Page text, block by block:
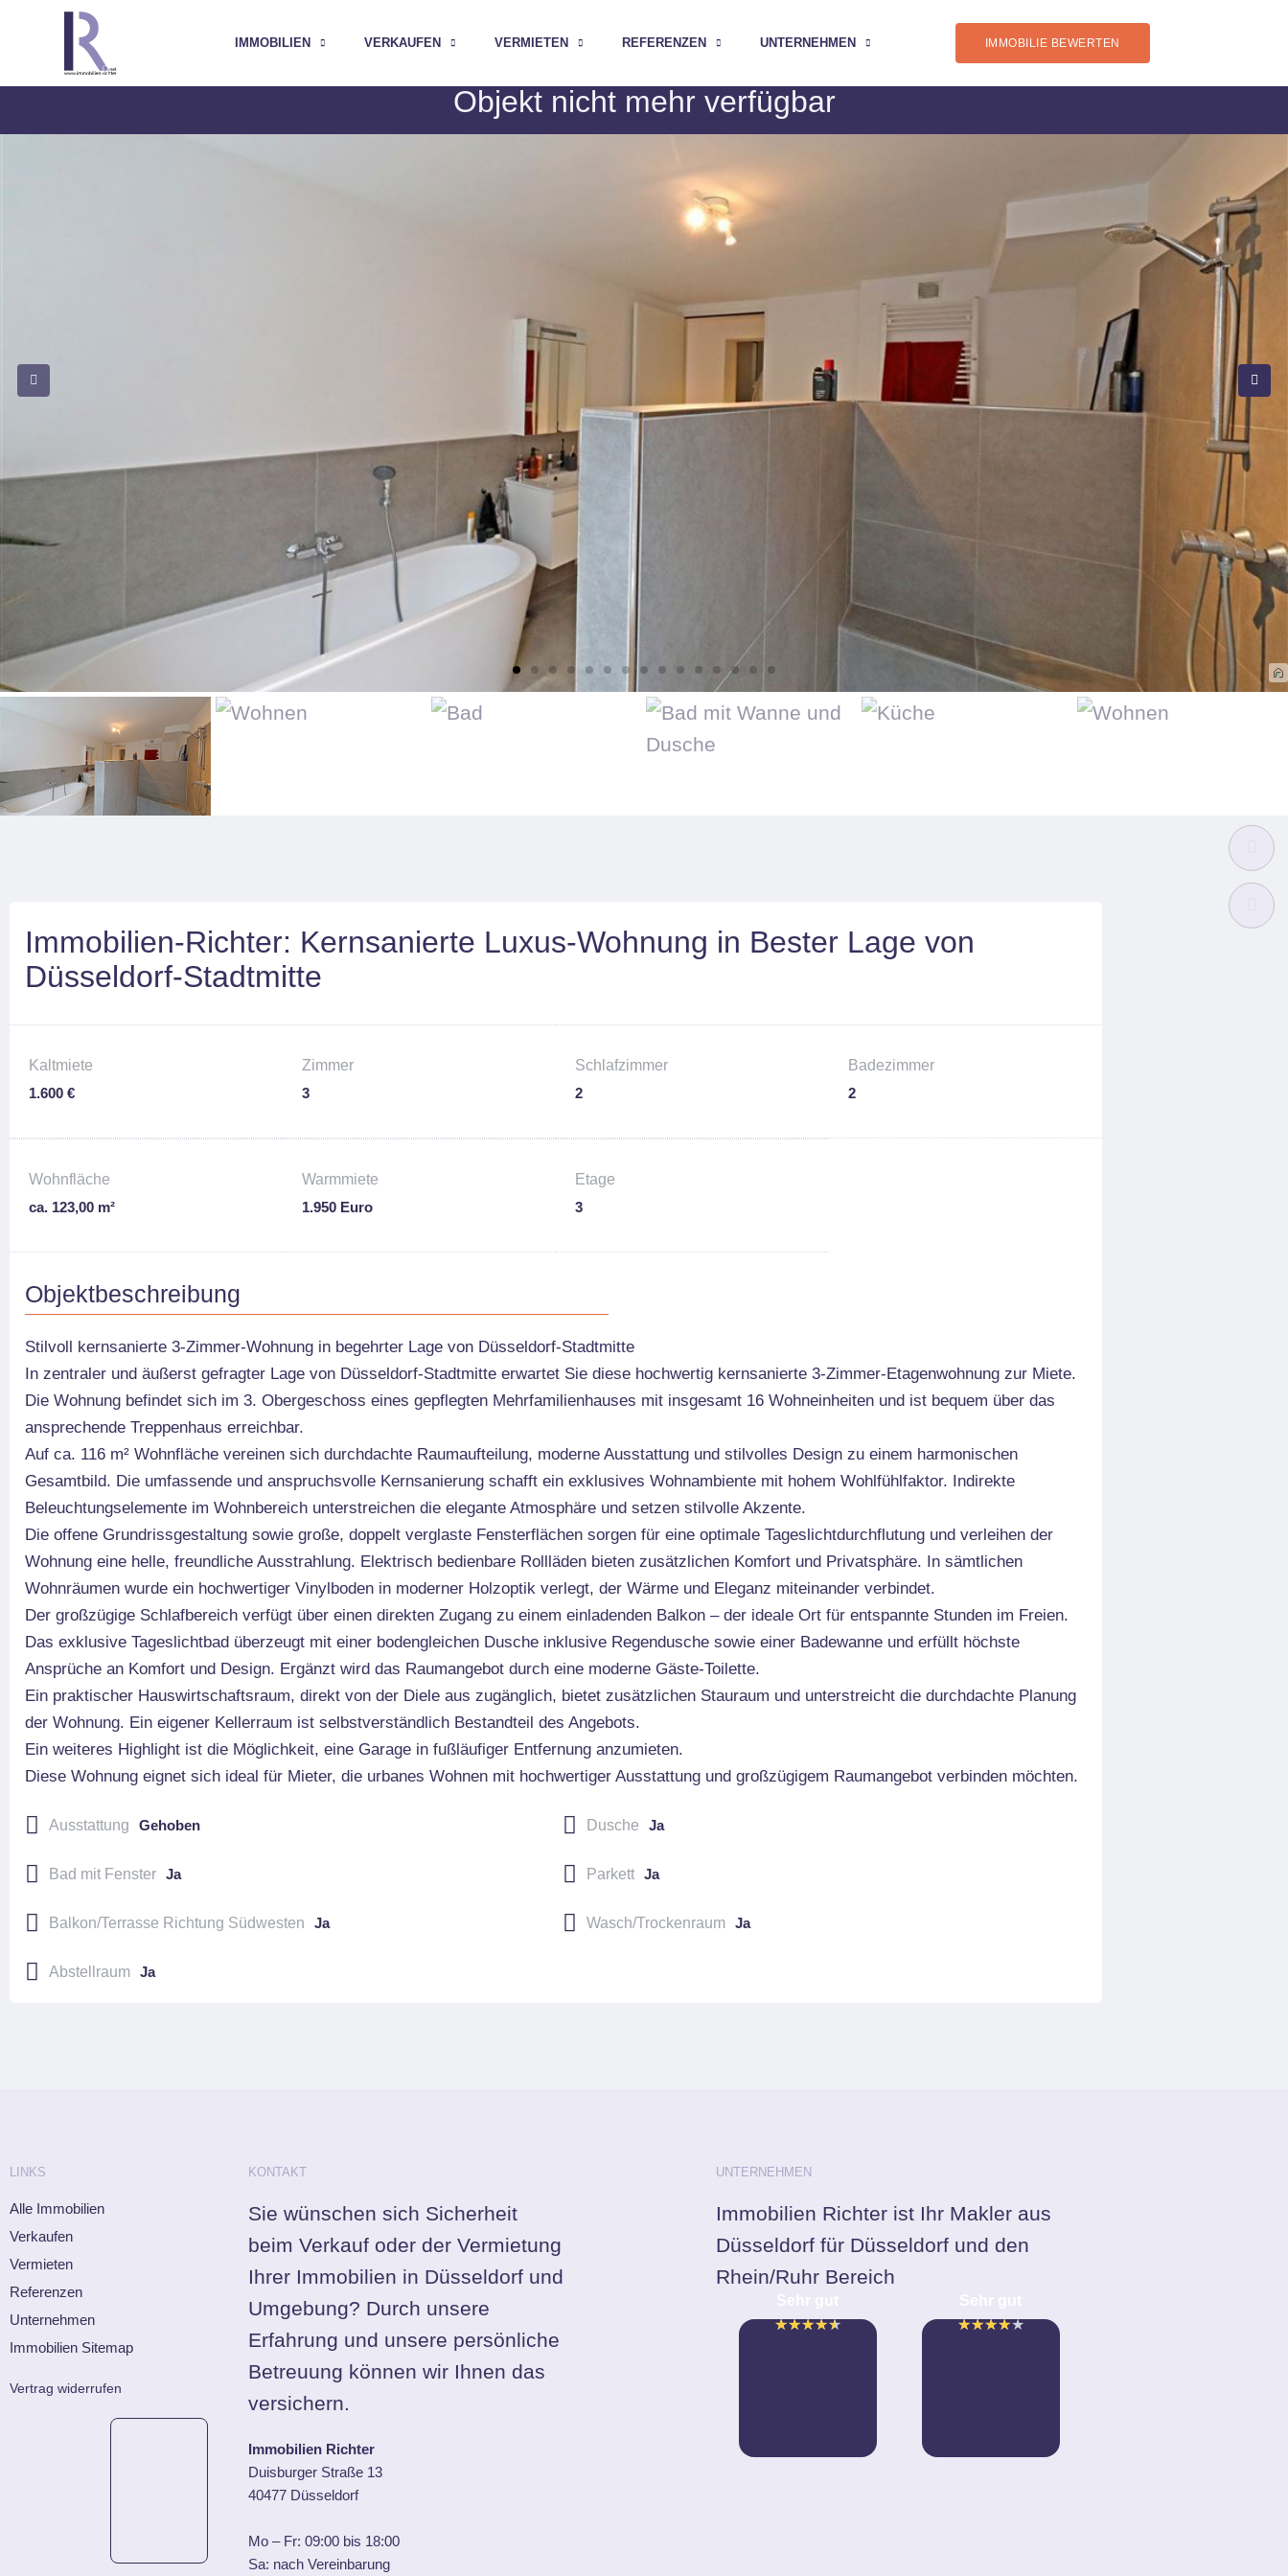
IMMOBILIEN VERKAUFEN VERMIETEN REFERENZEN UNTERNEHMEN IMMOBILIE BEWERTEN
Objekt nicht mehr verfügbar
Immobilien-Richter: Kernsanierte Luxus-Wohnung in Bester Lage von
Düsseldorf-Stadtmitte
Kaltmiete
1.600 €
Zimmer
3
Schlafzimmer
2
Badezimmer
2
Wohnfläche
ca. 123,00 m²
Warmmiete
1.950 Euro
Etage
3
Objektbeschreibung
Stilvoll kernsanierte 3-Zimmer-Wohnung in begehrter Lage von Düsseldorf-Stadtmitte
In zentraler und äußerst gefragter Lage von Düsseldorf-Stadtmitte erwartet Sie diese hochwertig kernsanierte 3-Zimmer-Etagenwohnung zur Miete.
Die Wohnung befindet sich im 3. Obergeschoss eines gepflegten Mehrfamilienhauses mit insgesamt 16 Wohneinheiten und ist bequem über das
ansprechende Treppenhaus erreichbar.
Auf ca. 116 m² Wohnfläche vereinen sich durchdachte Raumaufteilung, moderne Ausstattung und stilvolles Design zu einem harmonischen
Gesamtbild. Die umfassende und anspruchsvolle Kernsanierung schafft ein exklusives Wohnambiente mit hohem Wohlfühlfaktor. Indirekte
Beleuchtungselemente im Wohnbereich unterstreichen die elegante Atmosphäre und setzen stilvolle Akzente.
Die offene Grundrissgestaltung sowie große, doppelt verglaste Fensterflächen sorgen für eine optimale Tageslichtdurchflutung und verleihen der
Wohnung eine helle, freundliche Ausstrahlung. Elektrisch bedienbare Rollläden bieten zusätzlichen Komfort und Privatsphäre. In sämtlichen
Wohnräumen wurde ein hochwertiger Vinylboden in moderner Holzoptik verlegt, der Wärme und Eleganz miteinander verbindet.
Der großzügige Schlafbereich verfügt über einen direkten Zugang zu einem einladenden Balkon – der ideale Ort für entspannte Stunden im Freien.
Das exklusive Tageslichtbad überzeugt mit einer bodengleichen Dusche inklusive Regendusche sowie einer Badewanne und erfüllt höchste
Ansprüche an Komfort und Design. Ergänzt wird das Raumangebot durch eine moderne Gäste-Toilette.
Ein praktischer Hauswirtschaftsraum, direkt von der Diele aus zugänglich, bietet zusätzlichen Stauraum und unterstreicht die durchdachte Planung
der Wohnung. Ein eigener Kellerraum ist selbstverständlich Bestandteil des Angebots.
Ein weiteres Highlight ist die Möglichkeit, eine Garage in fußläufiger Entfernung anzumieten.
Diese Wohnung eignet sich ideal für Mieter, die urbanes Wohnen mit hochwertiger Ausstattung und großzügigem Raumangebot verbinden möchten.
Ausstattung Gehoben Dusche Ja
Bad mit Fenster Ja Parkett Ja
Balkon/Terrasse Richtung Südwesten Ja Wasch/Trockenraum Ja
Abstellraum Ja
LINKS
Alle Immobilien
Verkaufen
Vermieten
Referenzen
Unternehmen
Immobilien Sitemap
Vertrag widerrufen
KONTAKT
Sie wünschen sich Sicherheit
beim Verkauf oder der Vermietung
Ihrer Immobilien in Düsseldorf und
Umgebung? Durch unsere
Erfahrung und unsere persönliche
Betreuung können wir Ihnen das
versichern.
Immobilien Richter
Duisburger Straße 13
40477 Düsseldorf
Mo – Fr: 09:00 bis 18:00
Sa: nach Vereinbarung
UNTERNEHMEN
Immobilien Richter ist Ihr Makler aus
Düsseldorf für Düsseldorf und den
Rhein/Ruhr Bereich
★★★★★
★★★★★